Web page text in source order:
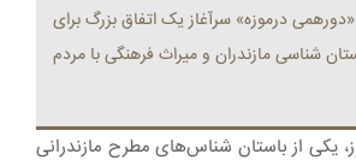
درموزه» سرآغاز یک اتفاق بزرگ برای
شناسی مازندران و میراث فرهنگی با مردم
یکی از باستان شناس‌های مطرح مازندرانی